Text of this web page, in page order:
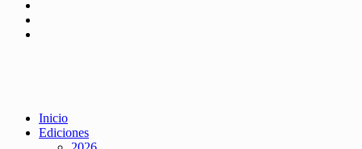
Inicio
Ediciones